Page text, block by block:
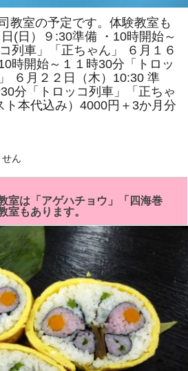
教室の予定です。体験教室も
(日）９:30準備 ・10時開始～
列車」「正ちゃん」 ６月１６
時開始～１１時30分「トロッ
６月２２日（木）10:30 準
分「トロッコ列車」「正ちゃ
ト本代込み）4000円＋3か月分
ん
室は「アゲハチョウ」「四海巻
室もあります。